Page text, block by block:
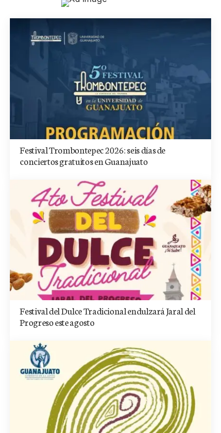
Festival Trombontepec 2026: seis días de
conciertos gratuitos en Guanajuato
Festival del Dulce Tradicional endulzará Jaral del
Progreso este agosto